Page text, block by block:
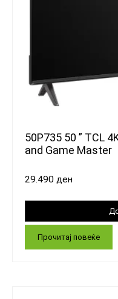
50P735 50 ” TCL
and Game Master
29.490 ден
Прочитај повеќе